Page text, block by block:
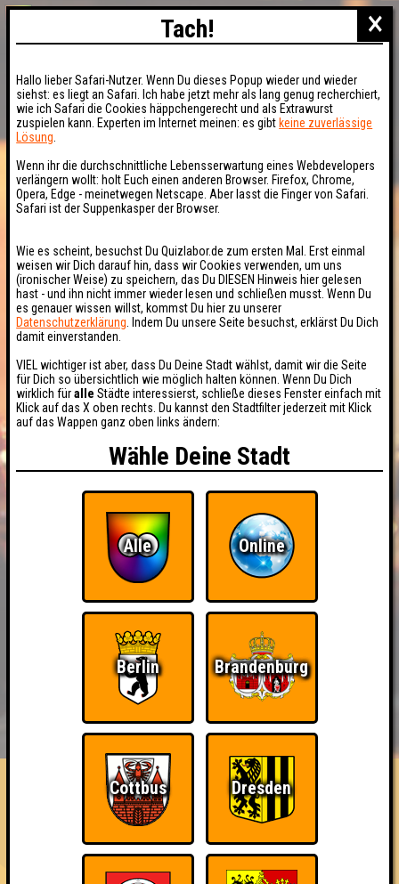
HIGHSCORE RESERVIERUNG
FAQ ÜBER UNS
Seitenquiz 55
Angemeldete Teams
×
Tach!
Hallo lieber Safari-Nutzer. Wenn Du dieses Popup wieder und wieder
siehst: es liegt an Safari. Ich habe jetzt mehr als lang genug recherchiert,
wie ich Safari die Cookies häppchengerecht und als Extrawurst
zuspielen kann. Experten im Internet meinen: es gibt keine zuverlässige
Lösung
Wenn ihr die durchschnittliche Lebensserwartung eines Webdevelopers
verlängern wollt: holt Euch einen anderen Browser. Firefox, Chrome,
Opera, Edge - meinetwegen Netscape. Aber lasst die Finger von Safari.
Safari ist der Suppenkasper der Browser.
Wie es scheint, besuchst Du Quizlabor.de zum ersten Mal. Erst einmal
weisen wir Dich darauf hin, dass wir Cookies verwenden, um uns
(ironischer Weise) zu speichern, das Du DIESEN Hinweis hier gelesen
hast - und ihn nicht immer wieder lesen und schließen musst. Wenn Du
es genauer wissen willst, kommst Du hier zu unserer
Datenschutzerklärung . Indem Du unsere Seite besuchst, erklärst Du Dich
damit einverstanden.
VIEL wichtiger ist aber, dass Du Deine Stadt wählst, damit wir die Seite
für Dich so übersichtlich wie möglich halten können. Wenn Du Dich
wirklich füralle Städte interessierst, schließe dieses Fenster einfach mit
Klick auf das X oben rechts. Du kannst den Stadtfilter jederzeit mit Klick
auf das Wappen ganz oben links ändern:
Wähle Deine Stadt
Alle Online
Berlin Brandenburg
Cottbus Dresden